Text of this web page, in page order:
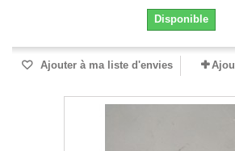
Disponible
Ajouter à ma liste d'envies